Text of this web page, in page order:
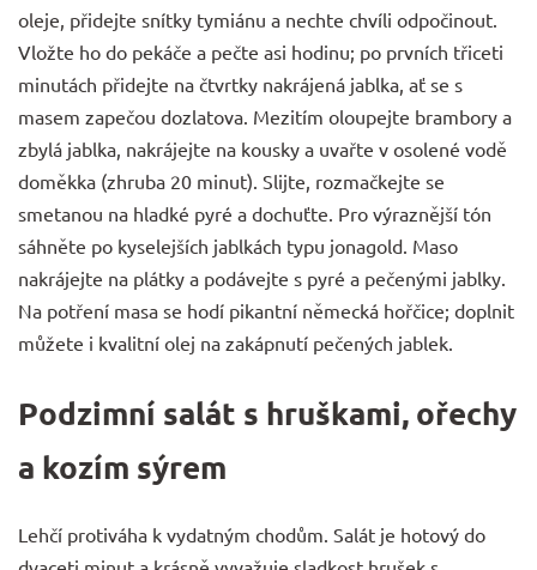
oleje, přidejte snítky tymiánu a nechte chvíli odpočinout.
Vložte ho do pekáče a pečte asi hodinu; po prvních třiceti
minutách přidejte na čtvrtky nakrájená jablka, ať se s
masem zapečou dozlatova. Mezitím oloupejte brambory a
zbylá jablka, nakrájejte na kousky a uvařte v osolené vodě
doměkka (zhruba 20 minut). Slijte, rozmačkejte se
smetanou na hladké pyré a dochuťte. Pro výraznější tón
sáhněte po kyselejších jablkách typu jonagold. Maso
nakrájejte na plátky a podávejte s pyré a pečenými jablky.
Na potření masa se hodí pikantní německá hořčice; doplnit
můžete i kvalitní olej na zakápnutí pečených jablek.
Podzimní salát s hruškami, ořechy
a kozím sýrem
Lehčí protiváha k vydatným chodům. Salát je hotový do